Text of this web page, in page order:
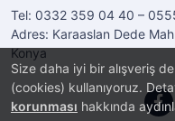
Size daha iyi bir alışveriş
(cookies) kullanıyoruz.
korunması hakkında
Tel: 0332 359 04 40 –
Adres: Karaaslan Dede
Konya